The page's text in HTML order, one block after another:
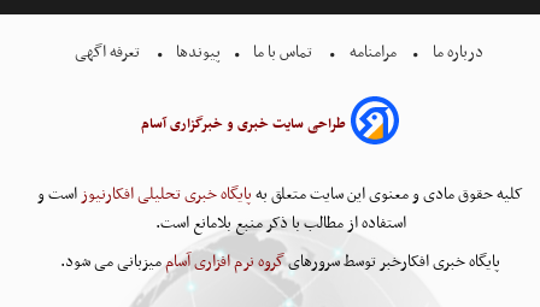
درباره ما مرامنامه تماس با ما پیوندها تعرفه اگهی
طراحی سایت خبری و خبرگزاری آسام
کلیه حقوق مادی و معنوی این سایت متعلق بهپایگاه خبری تحلیلی افکارنیوزاست و
استفاده از مطالب با ذکر منبع بلامانع است.
پایگاه خبری افکارخبر توسط سرورهایگروه نرم افزاری آساممیزبانی می شود.